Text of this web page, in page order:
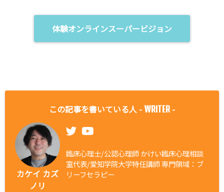
体験オンラインスーパービジョン
この記事を書いている人 - WRITER -
カケイ カズ
ノリ
臨床心理士/公認心理師 かけい臨床心理相談
室代表/愛知学院大学特任講師 専門領域：ブ
リーフセラピー